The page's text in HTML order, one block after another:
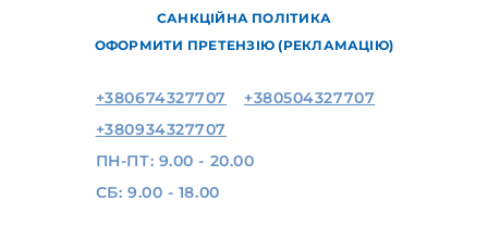
САНКЦІЙНА ПОЛІТИКА
ОФОРМИТИ ПРЕТЕНЗІЮ (РЕКЛАМАЦІЮ)
+380674327707
+380504327707
+380934327707
ПН-ПТ: 9.00 - 20.00
СБ: 9.00 - 18.00